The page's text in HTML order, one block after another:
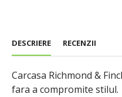
DESCRIERE RECENZII
Carcasa Richmond &
fara a compromite stilul.